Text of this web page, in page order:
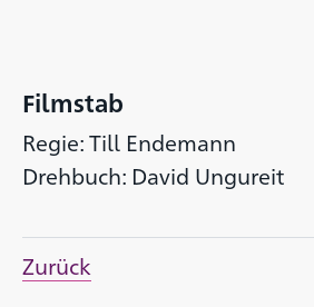
Filmstab
Regie: Till Endemann
Drehbuch: David Ungureit
Zurück